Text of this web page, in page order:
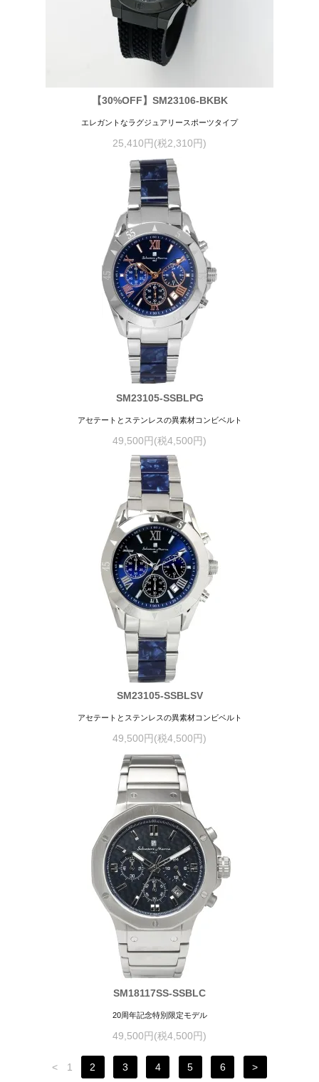
【30%OFF】SM23106-BKBK
エレガントなラグジュアリースポーツタイプ
25,410円(税2,310円)
SM23105-SSBLPG
アセテートとステンレスの異素材コンビベルト
49,500円(税4,500円)
SM23105-SSBLSV
アセテートとステンレスの異素材コンビベルト
49,500円(税4,500円)
SM18117SS-SSBLC
20周年記念特別限定モデル
49,500円(税4,500円)
< 1 2 3 4 5 6 >